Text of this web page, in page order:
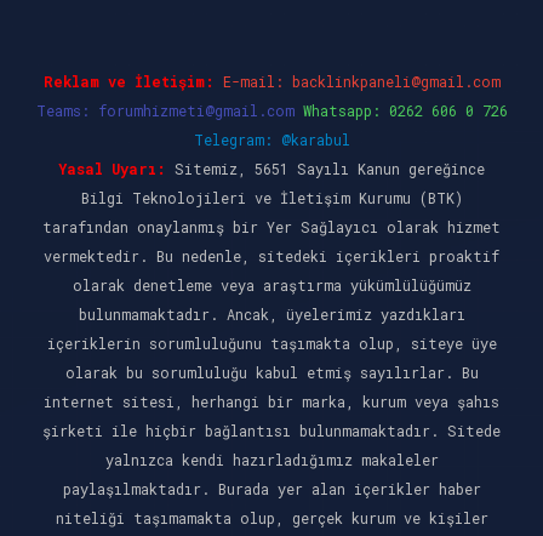
Reklam ve İletişim: E-mail: backlinkpaneli@gmail.com
Teams: forumhizmeti@gmail.com Whatsapp: 0262 606 0 726
Telegram: @karabul
Yasal Uyarı:
Sitemiz, 5651 Sayılı Kanun gereğince
Bilgi Teknolojileri ve İletişim Kurumu (BTK)
tarafından onaylanmış bir Yer Sağlayıcı olarak hizmet
vermektedir. Bu nedenle, sitedeki içerikleri proaktif
olarak denetleme veya araştırma yükümlülüğümüz
bulunmamaktadır. Ancak, üyelerimiz yazdıkları
içeriklerin sorumluluğunu taşımakta olup, siteye üye
olarak bu sorumluluğu kabul etmiş sayılırlar. Bu
internet sitesi, herhangi bir marka, kurum veya şahıs
şirketi ile hiçbir bağlantısı bulunmamaktadır. Sitede
yalnızca kendi hazırladığımız makaleler
paylaşılmaktadır. Burada yer alan içerikler haber
niteliği taşımamakta olup, gerçek kurum ve kişiler